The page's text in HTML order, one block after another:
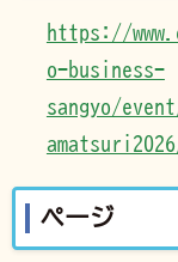
https://
o-business-
sangyo/
ページ